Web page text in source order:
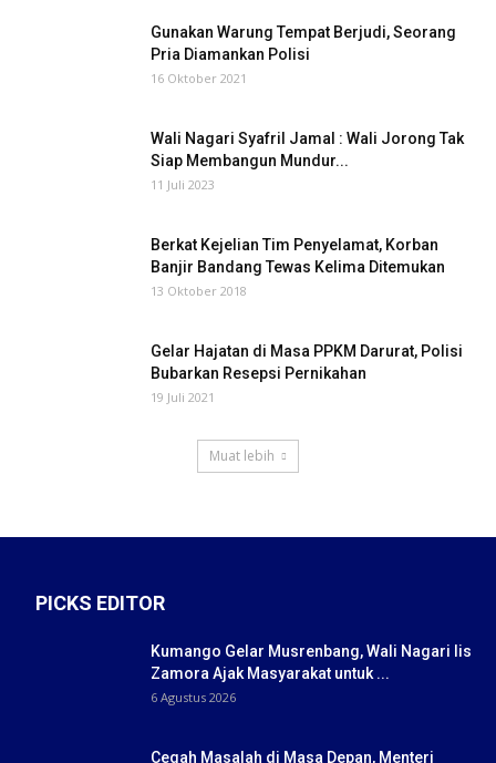
Gunakan Warung Tempat Berjudi, Seorang
Pria Diamankan Polisi
16 Oktober 2021
Wali Nagari Syafril Jamal : Wali Jorong Tak
Siap Membangun Mundur...
11 Juli 2023
Berkat Kejelian Tim Penyelamat, Korban
Banjir Bandang Tewas Kelima Ditemukan
13 Oktober 2018
Gelar Hajatan di Masa PPKM Darurat, Polisi
Bubarkan Resepsi Pernikahan
19 Juli 2021
Muat lebih
PICKS EDITOR
Kumango Gelar Musrenbang, Wali Nagari Iis
Zamora Ajak Masyarakat untuk ...
6 Agustus 2026
Cegah Masalah di Masa Depan, Menteri